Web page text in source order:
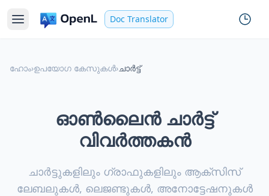
Doc Translator
ഹോം›ഉപയോഗ കേസുകൾ›ചാർട്ട്
ഓൺലൈൻ ചാർട്ട്
വിവർത്തകൻ
ചാർട്ടുകളിലും ഗ്രാഫുകളിലും ആക്സിസ്
ലേബലുകൾ, ലെജണ്ടുകൾ, അനോട്ടേഷനുകൾ